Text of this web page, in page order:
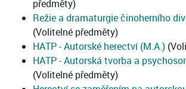
předměty)
Režie a dramaturgie činoherního
(Volitelné předměty)
HATP - Autorské herectví (M.A.)
HATP - Autorská tvorba a
(Volitelné předměty)